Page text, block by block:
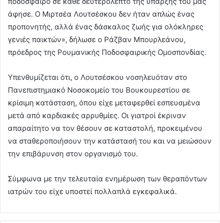
άφησε. Ο Μιρτσέα Λουτσέσκου δεν ήταν απλώς ένας
προπονητής, αλλά ένας δάσκαλος ζωής για ολόκληρες
γενιές παικτών», δήλωσε ο Ράζβαν Μπουρλεάνου,
πρόεδρος της Ρουμανικής Ποδοσφαιρικής Ομοσπονδίας.
Υπενθυμίζεται ότι, ο Λουτσέσκου νοσηλευόταν στο
Πανεπιστημιακό Νοσοκομείο του Βουκουρεστίου σε
κρίσιμη κατάσταση, όπου είχε μεταφερθεί εσπευσμένα
μετά από καρδιακές αρρυθμίες. Οι γιατροί έκριναν
απαραίτητο να τον θέσουν σε καταστολή, προκειμένου
να σταθεροποιήσουν την κατάστασή του και να μειώσουν
την επιβάρυνση στον οργανισμό του.
Σύμφωνα με την τελευταία ενημέρωση των θεραπόντων
ιατρών του είχε υποστεί πολλαπλά εγκεφαλικά.